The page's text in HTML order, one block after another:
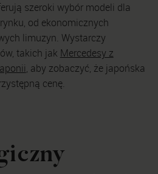
szeroki wybór modeli dla
od ekonomicznych
limuzyn. Wystarczy
takich jak Mercedesy z
, aby zobaczyć, że japońska
cenę.